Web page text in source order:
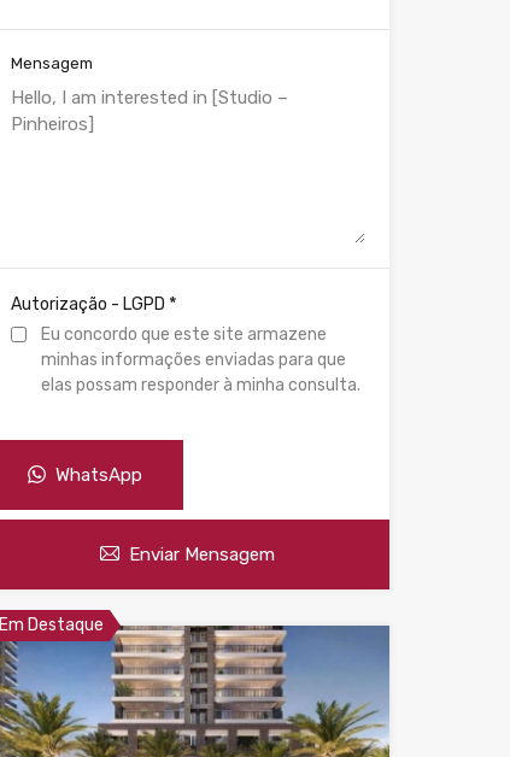
Mensagem
Autorização - LGPD *
Eu concordo que este site armazene
minhas informações enviadas para que
elas possam responder à minha consulta.
WhatsApp
Enviar Mensagem
Em Destaque